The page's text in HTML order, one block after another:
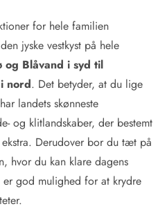
for hele familien
jyske vestkyst på hele
og Blåvand i syd til
nord. Det betyder, at du lige
landets skønneste
og klitlandskaber, der bestemt
Derudover bor du tæt på
hvor du kan klare dagens
god mulighed for at krydre